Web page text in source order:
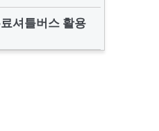
셔틀버스 활용